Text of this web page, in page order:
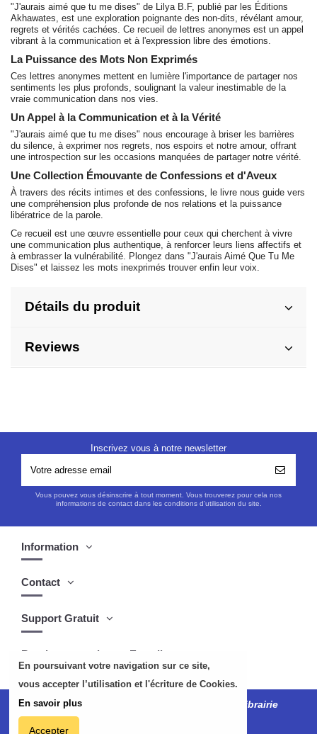
"J'aurais aimé que tu me dises" de Lilya B.F, publié par les Éditions
Akhawates, est une exploration poignante des non-dits, révélant amour,
regrets et vérités cachées. Ce recueil de lettres anonymes est un appel
vibrant à la communication et à l'expression libre des émotions.
La Puissance des Mots Non Exprimés
Ces lettres anonymes mettent en lumière l'importance de partager nos
sentiments les plus profonds, soulignant la valeur inestimable de la
vraie communication dans nos vies.
Un Appel à la Communication et à la Vérité
"J'aurais aimé que tu me dises" nous encourage à briser les barrières
du silence, à exprimer nos regrets, nos espoirs et notre amour, offrant
une introspection sur les occasions manquées de partager notre vérité.
Une Collection Émouvante de Confessions et d'Aveux
À travers des récits intimes et des confessions, le livre nous guide vers
une compréhension plus profonde de nos relations et la puissance
libératrice de la parole.
Ce recueil est une œuvre essentielle pour ceux qui cherchent à vivre
une communication plus authentique, à renforcer leurs liens affectifs et
à embrasser la vulnérabilité. Plongez dans "J'aurais Aimé Que Tu Me
Dises" et laissez les mots inexprimés trouver enfin leur voix.
Détails du produit
Reviews
Inscrivez vous à notre newsletter
Vous pouvez vous désinscrire à tout moment. Vous trouverez pour cela nos
informations de contact dans les conditions d'utilisation du site.
Information
Contact
Support Gratuit
Boutique musulmane Easydin
Tous droits réservés
©2024 Librairie
En poursuivant votre navigation sur ce site,
vous accepter l’utilisation et l'écriture de Cookies.
En savoir plus
Accepter